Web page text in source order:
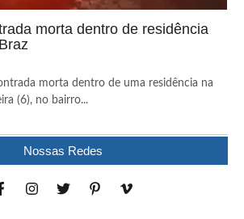
morta dentro de residência
morta dentro de uma residência na
(6), no bairro...
Nossas Redes